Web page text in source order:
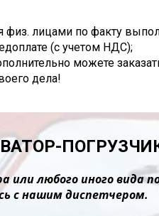
физ. лицами по факту
(с учетом НДС);
можете
дела!
или любого иного вида
с нашим диспетчером.